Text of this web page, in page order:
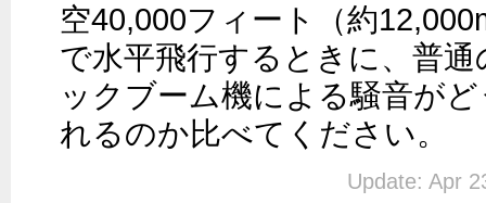
空40,000フィート（約
で水平飛行するときに、普
ックブーム機による騒音が
れるのか比べてください。
Update: Apr